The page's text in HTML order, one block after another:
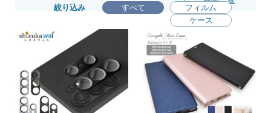
絞り込み
すべて
フィルム
ケース